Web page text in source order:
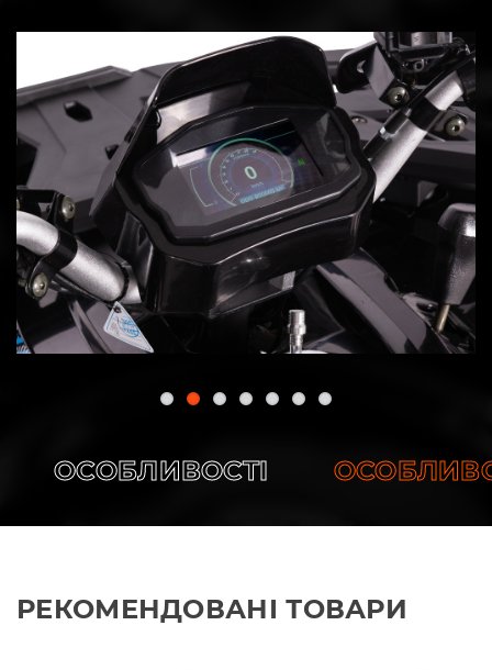
ОСОБЛИВОСТІ
РЕКОМЕНДОВАНІ ТОВАРИ